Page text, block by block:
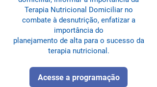
Terapia Nutricional Domiciliar no
combate à desnutrição, enfatizar a
importância do
planejamento de alta para o sucesso da
terapia nutricional.
Acesse a programação